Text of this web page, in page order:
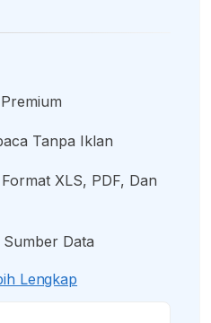
Tanpa Iklan
XLS, PDF, Dan
Data
Lengkap